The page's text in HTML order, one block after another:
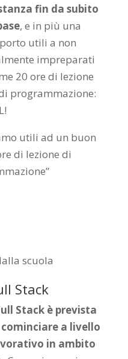
fin da subito
, e in più una
utili a non
impreparati
20 ore di lezione
programmazione:
utili ad un buon
di lezione di
scuola
Stack
Stack è prevista
a livello
in ambito